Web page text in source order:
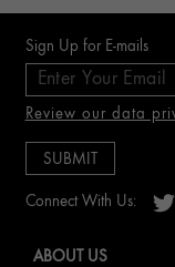
Sign Up for E-mails
Review our data
Connect With Us:
ABOUT US